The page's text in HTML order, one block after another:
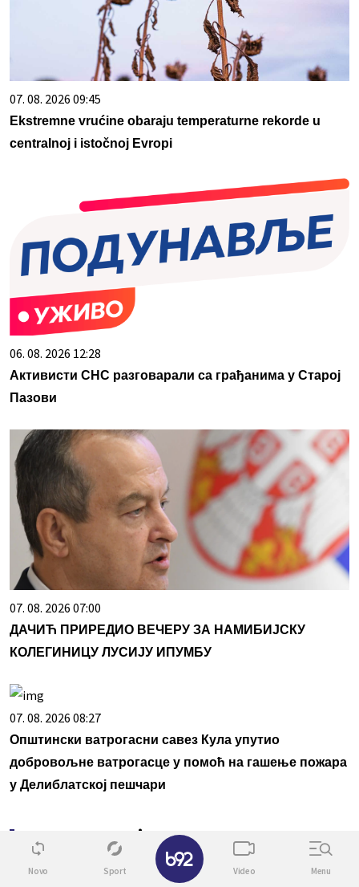
07. 08. 2026 09:45
Ekstremne vrućine obaraju temperaturne rekorde u
centralnoj i istočnoj Evropi
06. 08. 2026 12:28
Активисти СНС разговарали са грађанима у Старој
Пазови
07. 08. 2026 07:00
ДАЧИЋ ПРИРЕДИО ВЕЧЕРУ ЗА НАМИБИЈСКУ
КОЛЕГИНИЦУ ЛУСИЈУ ИПУМБУ
07. 08. 2026 08:27
Општински ватрогасни савез Кула упутио
добровољне ватрогасце у помоћ на гашење пожара
у Делиблатској пешчари
Povezane vesti
Novo Sport Video Menu
✕